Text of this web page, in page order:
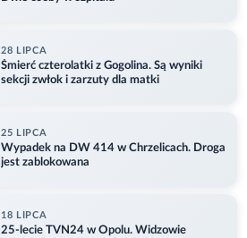
28 LIPCA
Śmierć czterolatki z Gogolina. Są wyniki
sekcji zwłok i zarzuty dla matki
25 LIPCA
Wypadek na DW 414 w Chrzelicach. Droga
jest zablokowana
18 LIPCA
25-lecie TVN24 w Opolu. Widzowie